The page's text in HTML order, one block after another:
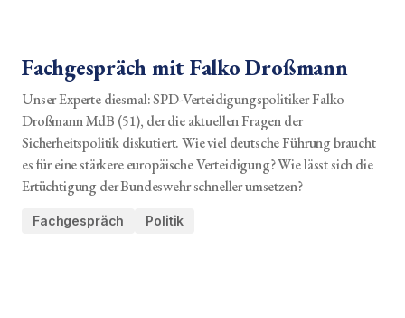
Fachgespräch mit Falko Droßmann
Unser Experte diesmal: SPD-Verteidigungspolitiker Falko
Droßmann MdB (51), der die aktuellen Fragen der
Sicherheitspolitik diskutiert. Wie viel deutsche Führung braucht
es für eine stärkere europäische Verteidigung? Wie lässt sich die
Ertüchtigung der Bundeswehr schneller umsetzen?
Fachgespräch Politik